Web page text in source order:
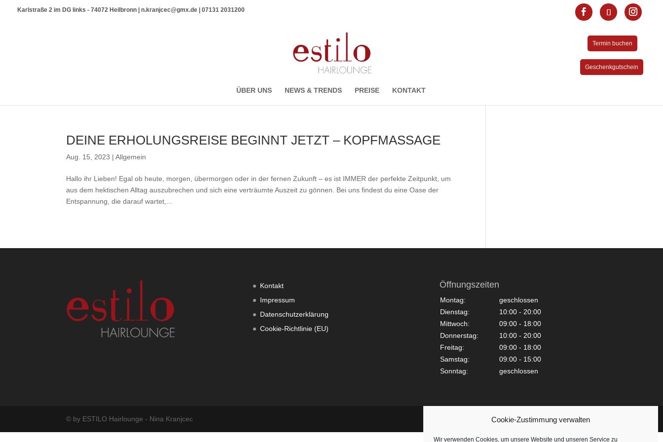
Cookie-Zustimmung verwalten
Wir verwenden Cookies, um unsere Website und unseren Service zu
Karlstraße 2 im DG links - 74072 Heilbronn | n.kranjcec@gmx.de | 07131 2031200
Termin buchen
Geschenkgutschein
ÜBER UNS NEWS & TRENDS PREISE KONTAKT
DEINE ERHOLUNGSREISE BEGINNT JETZT – KOPFMASSAGE
Aug. 15, 2023 |Allgemein
Hallo ihr Lieben! Egal ob heute, morgen, übermorgen oder in der fernen Zukunft – es ist IMMER der perfekte Zeitpunkt, um
aus dem hektischen Alltag auszubrechen und sich eine verträumte Auszeit zu gönnen. Bei uns findest du eine Oase der
Entspannung, die darauf wartet,...
Kontakt
Impressum
Datenschutzerklärung
Cookie-Richtlinie (EU)
Öffnungszeiten
Montag:
geschlossen
Dienstag:
10:00 - 20:00
Mittwoch:
09:00 - 18:00
Donnerstag:
10:00 - 20:00
Freitag:
09:00 - 18:00
Samstag:
09:00 - 15:00
Sonntag:
geschlossen
© by ESTILO Hairlounge - Nina Kranjcec